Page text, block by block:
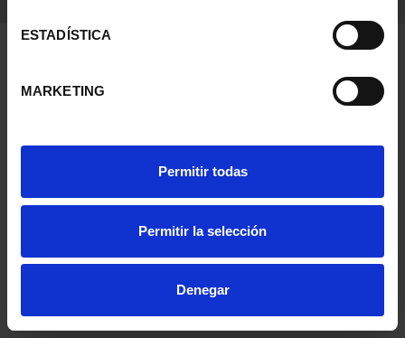
ESTADÍSTICA
MARKETING
Permitir todas
Permitir la selección
Denegar